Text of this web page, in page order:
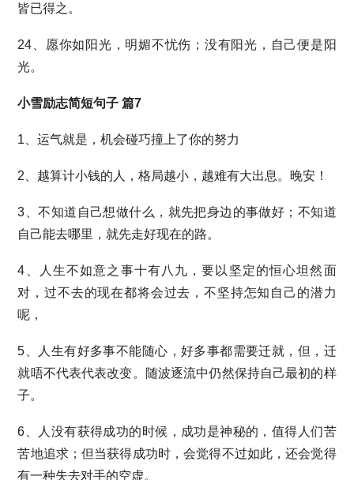
皆已得之。
24、愿你如阳光，明媚不忧伤；没有阳光，自己便是阳
光。
小雪励志简短句子 篇7
1、运气就是，机会碰巧撞上了你的努力
2、越算计小钱的人，格局越小，越难有大出息。晚安！
3、不知道自己想做什么，就先把身边的事做好；不知道
自己能去哪里，就先走好现在的路。
4、人生不如意之事十有八九，要以坚定的恒心坦然面
对，过不去的现在都将会过去，不坚持怎知自己的潜力
呢，
5、人生有好多事不能随心，好多事都需要迁就，但，迁
就唔不代表代表改变。随波逐流中仍然保持自己最初的样
子。
6、人没有获得成功的时候，成功是神秘的，值得人们苦
苦地追求；但当获得成功时，会觉得不过如此，还会觉得
有一种失去对手的空虚。